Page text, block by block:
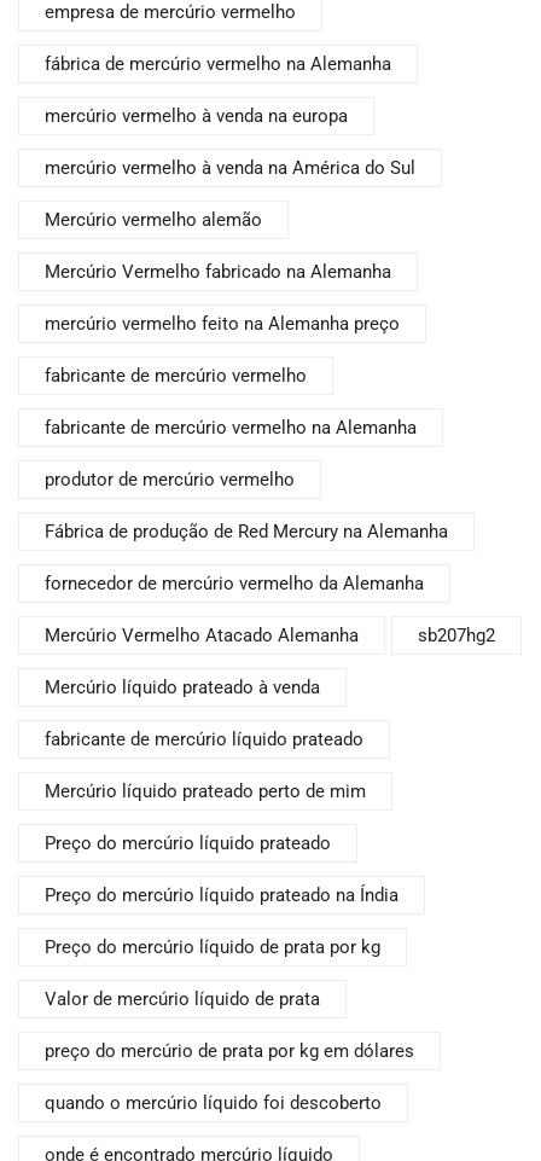
empresa de mercúrio vermelho
fábrica de mercúrio vermelho na Alemanha
mercúrio vermelho à venda na europa
mercúrio vermelho à venda na América do Sul
Mercúrio vermelho alemão
Mercúrio Vermelho fabricado na Alemanha
mercúrio vermelho feito na Alemanha preço
fabricante de mercúrio vermelho
fabricante de mercúrio vermelho na Alemanha
produtor de mercúrio vermelho
Fábrica de produção de Red Mercury na Alemanha
fornecedor de mercúrio vermelho da Alemanha
Mercúrio Vermelho Atacado Alemanha sb207hg2
Mercúrio líquido prateado à venda
fabricante de mercúrio líquido prateado
Mercúrio líquido prateado perto de mim
Preço do mercúrio líquido prateado
Preço do mercúrio líquido prateado na Índia
Preço do mercúrio líquido de prata por kg
Valor de mercúrio líquido de prata
preço do mercúrio de prata por kg em dólares
quando o mercúrio líquido foi descoberto
onde é encontrado mercúrio líquido